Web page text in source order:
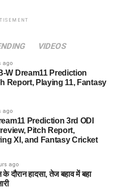
VIDEOS
ago
W Dream11 Prediction
Report, Playing 11, Fantasy
ago
Prediction 3rd ODI
Pitch Report,
XI, and Fantasy Cricket
ago
के दौरान हादसा, तेज बहाव में बहा